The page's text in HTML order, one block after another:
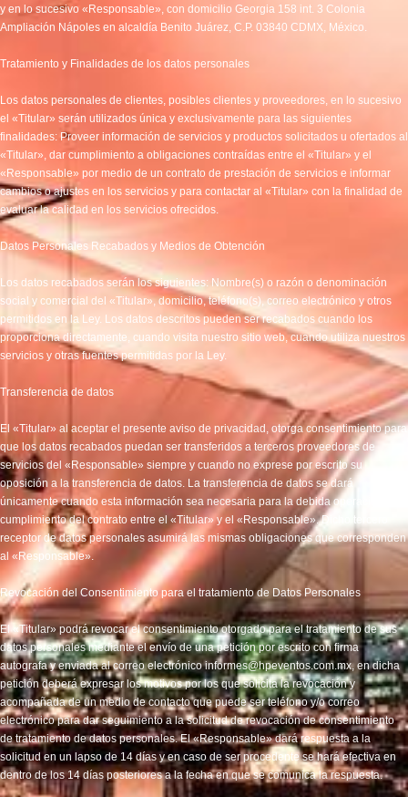
y en lo sucesivo «Responsable», con domicilio Georgia 158 int. 3 Colonia
Ampliación Nápoles en alcaldía Benito Juárez, C.P. 03840 CDMX, México.
Tratamiento y Finalidades de los datos personales
Los datos personales de clientes, posibles clientes y proveedores, en lo sucesivo
el «Titular» serán utilizados única y exclusivamente para las siguientes
finalidades: Proveer información de servicios y productos solicitados u ofertados al
«Titular», dar cumplimiento a obligaciones contraídas entre el «Titular» y el
«Responsable» por medio de un contrato de prestación de servicios e informar
cambios o ajustes en los servicios y para contactar al «Titular» con la finalidad de
evaluar la calidad en los servicios ofrecidos.
Datos Personales Recabados y Medios de Obtención
Los datos recabados serán los siguientes: Nombre(s) o razón o denominación
social y comercial del «Titular», domicilio, teléfono(s), correo electrónico y otros
permitidos en la Ley. Los datos descritos pueden ser recabados cuando los
proporciona directamente, cuando visita nuestro sitio web, cuando utiliza nuestros
servicios y otras fuentes permitidas por la Ley.
Transferencia de datos
El «Titular» al aceptar el presente aviso de privacidad, otorga consentimiento para
que los datos recabados puedan ser transferidos a terceros proveedores de
servicios del «Responsable» siempre y cuando no exprese por escrito su
oposición a la transferencia de datos. La transferencia de datos se dará
únicamente cuando esta información sea necesaria para la debida operación y
cumplimiento del contrato entre el «Titular» y el «Responsable». Dicho tercero
receptor de datos personales asumirá las mismas obligaciones que corresponden
al «Responsable».
Revocación del Consentimiento para el tratamiento de Datos Personales
El «Titular» podrá revocar el consentimiento otorgado para el tratamiento de sus
datos personales mediante el envío de una petición por escrito con firma
autografa y enviada al correo electrónico informes@hpeventos.com.mx, en dicha
petición deberá expresar los motivos por los que solicita la revocación y
acompañada de un medio de contacto que puede ser teléfono y/o correo
electrónico para dar seguimiento a la solicitud de revocación de consentimiento
de tratamiento de datos personales. El «Responsable» dará respuesta a la
solicitud en un lapso de 14 días y en caso de ser procedente se hará efectiva en
dentro de los 14 días posteriores a la fecha en que se comunica la respuesta.